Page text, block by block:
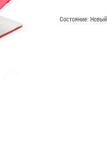
Состояние: Новый